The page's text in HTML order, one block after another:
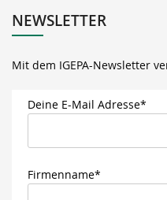
NEWSLETTER
Mit dem IGEPA-Newsletter
Deine E-Mail Adresse*
Firmenname*